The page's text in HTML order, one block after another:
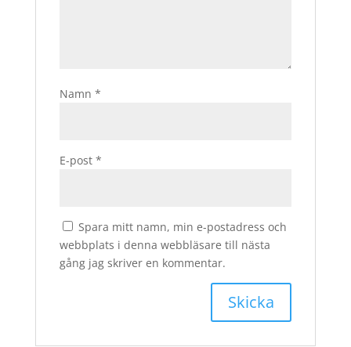
Namn *
E-post *
Spara mitt namn, min e-postadress och
webbplats i denna webbläsare till nästa
gång jag skriver en kommentar.